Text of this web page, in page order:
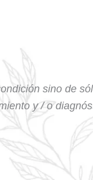
sino de
y / o